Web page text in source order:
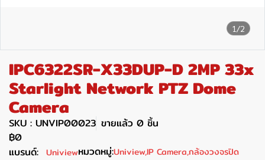
1/2
IPC6322SR-X33DUP-D 2MP 33x
Starlight Network PTZ Dome
Camera
SKU : UNVIP00023 ขายแล้ว 0 ชิ้น
฿0
แบรนด์: Univiewหมวดหมู่:Uniview,IP Camera,กล้องวงจรปิด